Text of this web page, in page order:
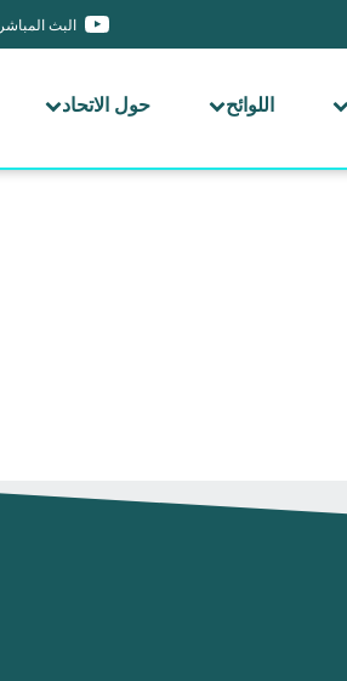
البث المباشر
اللوائح حول الاتحاد